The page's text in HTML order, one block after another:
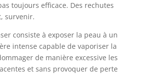
toujours efficace. Des rechutes
survenir.
consiste à exposer la peau à un
intense capable de vaporiser la
de manière excessive les
et sans provoquer de perte